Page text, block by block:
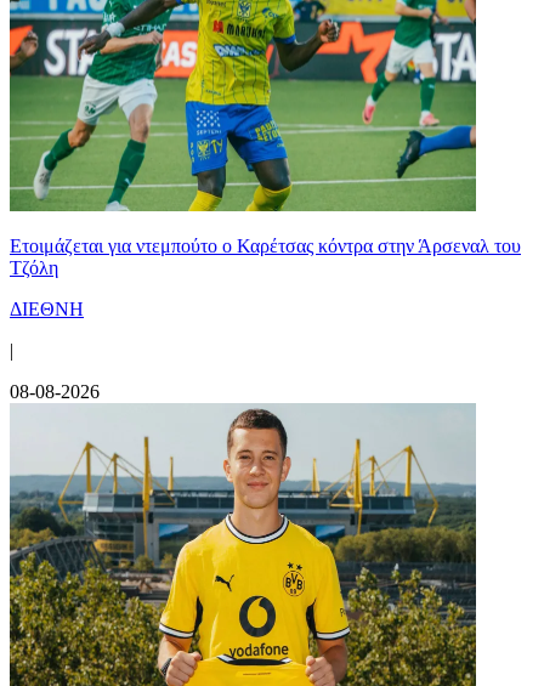
Ετοιμάζεται για ντεμπούτο ο Καρέτσας κόντρα στην Άρσεναλ του
Τζόλη
ΔΙΕΘΝΗ
|
08-08-2026